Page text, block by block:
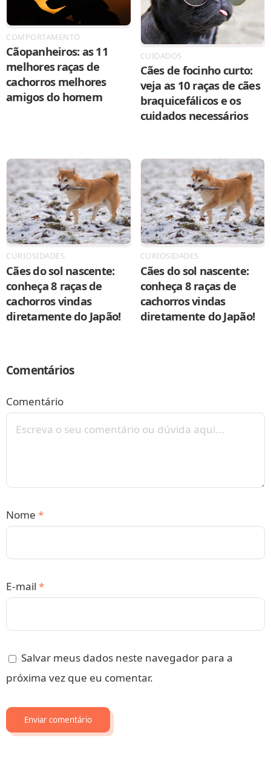
COMPORTAMENTO
Cãopanheiros: as 11
melhores raças de
cachorros melhores
amigos do homem
CUIDADOS
Cães de focinho curto:
veja as 10 raças de cães
braquicefálicos e os
cuidados necessários
CURIOSIDADES
Cães do sol nascente:
conheça 8 raças de
cachorros vindas
diretamente do Japão!
CURIOSIDADES
Cães do sol nascente:
conheça 8 raças de
cachorros vindas
diretamente do Japão!
Comentários
Comentário
Nome *
E-mail *
Salvar meus dados neste navegador para a
próxima vez que eu comentar.